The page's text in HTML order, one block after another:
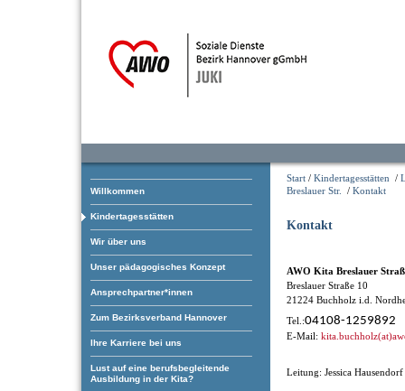
Willkommen
Kindertagesstätten
Wir über uns
Unser pädagogisches Konzept
Ansprechpartner*innen
Zum Bezirksverband Hannover
Ihre Karriere bei uns
Lust auf eine berufsbegleitende
Ausbildung in der Kita?
Start / Kindertagesstätten /
Breslauer Str.
/ Kontakt
Kontakt
AWO Kita Breslauer
Breslauer Straße 10
21224 Buchholz i.d.
Tel.:04108-1259892
E-Mail:
Leitung: Jessica Hausendorf